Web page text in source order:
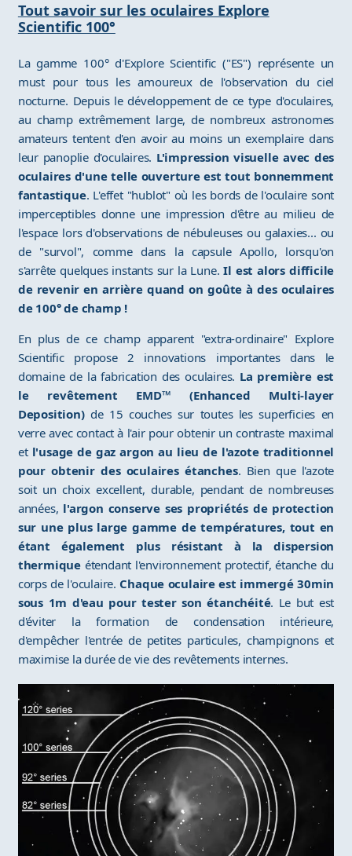
Tout savoir sur les oculaires Explore
Scientific 100°
La gamme 100° d'Explore Scientific ("ES") représente un
must pour tous les amoureux de l'observation du ciel
nocturne. Depuis le développement de ce type d'oculaires,
au champ extrêmement large, de nombreux astronomes
amateurs tentent d'en avoir au moins un exemplaire dans
leur panoplie d'oculaires. L'impression visuelle avec des
oculaires d'une telle ouverture est tout bonnemment
fantastique. L'effet "hublot" où les bords de l'oculaire sont
imperceptibles donne une impression d'être au milieu de
l'espace lors d'observations de nébuleuses ou galaxies... ou
de "survol", comme dans la capsule Apollo, lorsqu'on
s'arrête quelques instants sur la Lune.Il est alors difficile
de revenir en arrière quand on goûte à des oculaires
de 100° de champ !
En plus de ce champ apparent "extra-ordinaire" Explore
Scientific propose 2 innovations importantes dans le
domaine de la fabrication des oculaires. La première est
le revêtement EMD™ (Enhanced Multi-layer
Deposition)de 15 couches sur toutes les superficies en
verre avec contact à l'air pour obtenir un contraste maximal
et l'usage de gaz argon au lieu de l'azote traditionnel
pour obtenir des oculaires étanches. Bien que l'azote
soit un choix excellent, durable, pendant de nombreuses
années, l'argon conserve ses propriétés de protection
sur une plus large gamme de températures, tout en
étant également plus résistant à la dispersion
thermique étendant l'environnement protectif, étanche du
corps de l'oculaire. Chaque oculaire est immergé 30min
sous 1m d'eau pour tester son étanchéité. Le but est
d'éviter la formation de condensation intérieure,
d'empêcher l'entrée de petites particules, champignons et
maximise la durée de vie des revêtements internes.